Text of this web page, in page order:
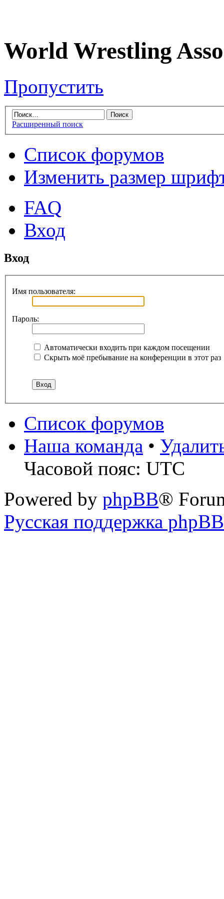
World Wrestling
Пропустить
Расширенный поиск
Список форумов
Изменить размер
FAQ
Вход
Вход
Имя пользователя:
Пароль:
Автоматически входить при каждом посещении
Скрыть моё пребывание на конференции в этот раз
Список форумов
Наша команда •
Часовой пояс: UTC
Powered by phpBB®
Русская поддержка phpBB